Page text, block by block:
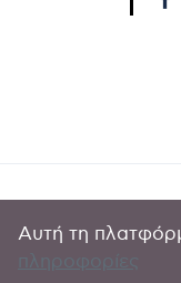
Αυτή τη